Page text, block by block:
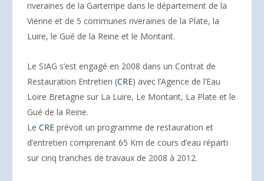
riveraines de la Gartempe dans le département de la
Vienne et de 5 communes riveraines de la Plate, la
Luire, le Gué de la Reine et le Montant.
Le SIAG s’est engagé en 2008 dans un Contrat de
Restauration Entretien (CRE) avec l’Agence de l’Eau
Loire Bretagne sur La Luire, Le Montant, La Plate et le
Gué de la Reine.
Le CRE prévoit un programme de restauration et
d’entretien comprenant 65 Km de cours d’eau réparti
sur cinq tranches de travaux de 2008 à 2012.